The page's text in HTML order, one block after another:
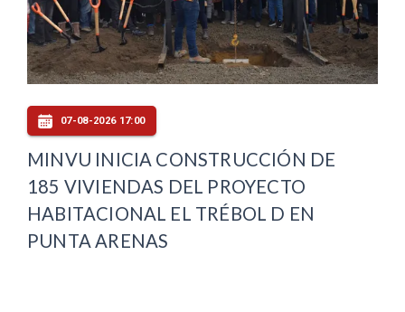
07-08-2026 17:00
MINVU INICIA CONSTRUCCIÓN DE
185 VIVIENDAS DEL PROYECTO
HABITACIONAL EL TRÉBOL D EN
PUNTA ARENAS